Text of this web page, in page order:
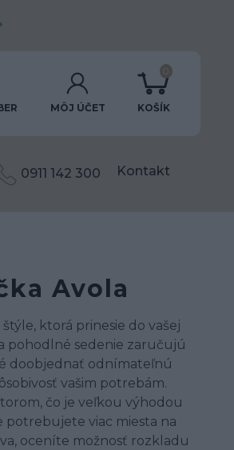
MÔJ ÚČET KOŠÍK
0
0911 142 300 Kontakt
Avola
ktorá prinesie do vašej
pohodlné sedenie zaručujú
doobjednať odnímateľnú
vašim potrebám.
čo je veľkou výhodou
potrebujete viac miesta na
oceníte možnosť rozkladu